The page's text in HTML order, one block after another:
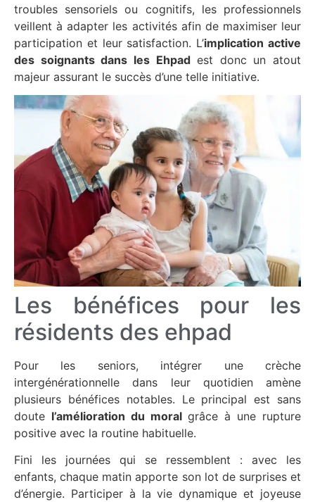
troubles sensoriels ou cognitifs, les professionnels
veillent à adapter les activités afin de maximiser leur
participation et leur satisfaction. L’implication active
des soignants dans les Ehpadest donc un atout
majeur assurant le succès d’une telle initiative.
Les bénéfices pour les
résidents des ehpad
Pour les seniors, intégrer une crèche
intergénérationnelle dans leur quotidien amène
plusieurs bénéfices notables. Le principal est sans
doute l’amélioration du moral grâce à une rupture
positive avec la routine habituelle.
Fini les journées qui se ressemblent : avec les
enfants, chaque matin apporte son lot de surprises et
d’énergie. Participer à la vie dynamique et joyeuse